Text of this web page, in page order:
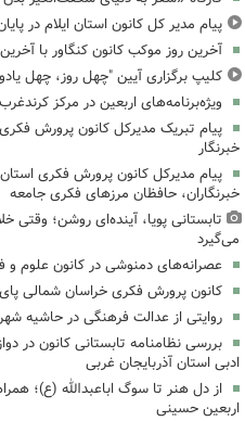
پیام مدیر کل کانون استان ایلام در پایان
آخرین روز موکب کانون کنگاور با
کلیپ برگزاری آیین "چهل روز، چهل یادوراه" در
ویژه‌برنامه‌های اربعین در مرکز
پیام تبریک مدیرکل کانون پرورش
خبرنگار
پیام مدیرکل کانون پرورش فکری
خبرنگاران، حافظان مرزهای فکری جامعه
تابستانی پویا، آینده‌ای روشن؛ وقتی
می‌گیرد
عصرانه‌های دمنوشی در کانون علوم و
کانون پرورش فکری خراسان شمالی
روایتی از عدالت فرهنگی در حاشیه
بررسی نظامنامه تابستانی کانون
ادبی استان آذربایجان غربی
از دل هنر تا سوگ اباعبدالله (ع)؛
اربعین حسینی